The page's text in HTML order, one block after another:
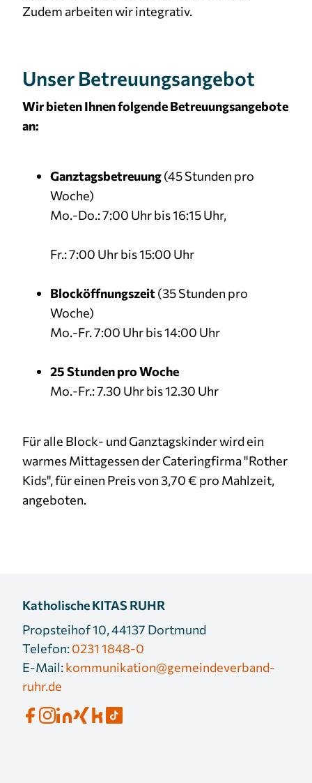
Zudem arbeiten wir integrativ.
Unser Betreuungsangebot
Wir bieten Ihnen folgende Betreuungsangebote
an:
Ganztagsbetreuung(45 Stunden pro
Woche)
Mo.-Do.: 7:00 Uhr bis 16:15 Uhr,
Fr.: 7:00 Uhr bis 15:00 Uhr
Blocköffnungszeit(35 Stunden pro
Woche)
Mo.-Fr. 7:00 Uhr bis 14:00 Uhr
25 Stunden pro Woche
Mo.-Fr.: 7.30 Uhr bis 12.30 Uhr
Für alle Block- und Ganztagskinder wird ein
warmes Mittagessen der Cateringfirma "Rother
Kids", für einen Preis von 3,70 € pro Mahlzeit,
angeboten.
Katholische KITAS RUHR
Propsteihof 10, 44137 Dortmund
Telefon:0231 1848-0
E-Mail:kommunikation@gemeindeverband-
ruhr.de